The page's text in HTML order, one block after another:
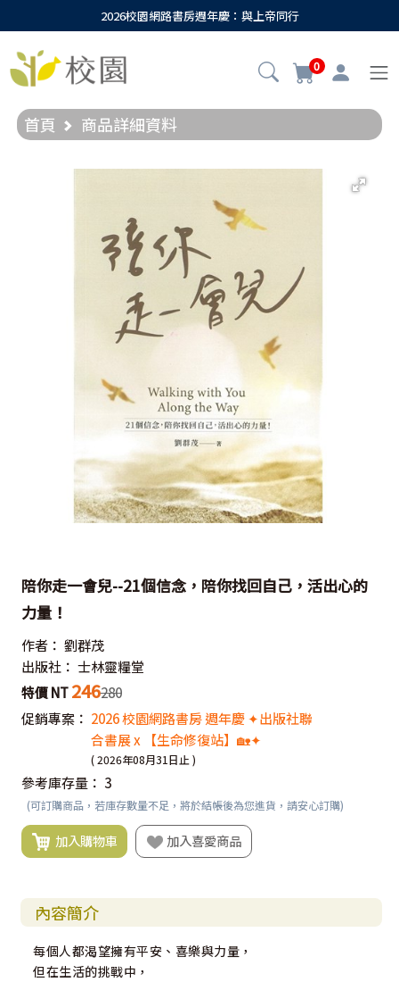
2026校園網路書房週年慶：與上帝同行
0
首頁 商品詳細資料
陪你走一會兒--21個信念，陪你找回自己，活出心的
力量！
作者： 劉群茂
出版社： 士林靈糧堂
特價 NT 246280
促銷專案： 2026 校園網路書房 週年慶 ✦出版社聯
合書展 x 【生命修復站】🏡✦
( 2026年08月31日止 )
參考庫存量： 3
(可訂購商品，若庫存數量不足，將於結帳後為您進貨，請安心訂購)
加入購物車 加入喜愛商品
內容簡介
每個人都渴望擁有平安、喜樂與力量，
但在生活的挑戰中，